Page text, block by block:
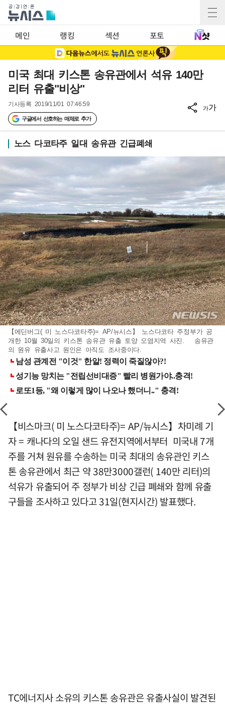
메인 랭킹 섹션 포토
미국 최대 키스톤 송유관에서 석유 140만
리터 유출"비상"
기사등록 2019/11/01 07:46:59
구글에서 선호하는 매체로 추가
가가
노스 다코타주 일대 송유관 긴급폐쇄
【에딘버그( 미 노스다코타주)= AP/뉴시스】 노스다코타 주정부가 공
개한 10월 30일의 키스톤 송유관 유출 토양 오염지역 사진. 송유관
의 원유 유출사고 원인은 아직도 조사중이다.
【비스마크( 미 노스다코타주)= AP/뉴시스】차미례 기
자 = 캐나다의 오일 샌드 유전지역에서부터 미국내 7개
주를 거쳐 원유를 수송하는 미국 최대의 송유관인 키스
톤 송유관에서 최근 약 38만3000갤런( 140만 리터)의
석유가 유출되어 주 정부가 비상 긴급 폐쇄와 함께 유출
구들을 조사하고 있다고 31일(현지시간) 발표했다.
TC에너지사 소유의 키스톤 송유관은 유출사실이 발견된